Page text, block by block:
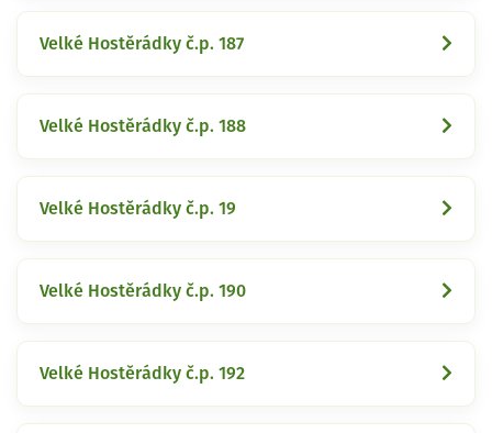
Velké Hostěrádky č.p. 187
Velké Hostěrádky č.p. 188
Velké Hostěrádky č.p. 19
Velké Hostěrádky č.p. 190
Velké Hostěrádky č.p. 192